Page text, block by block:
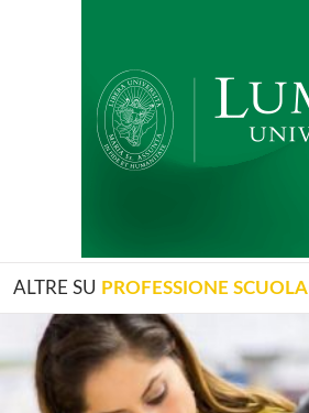
ALTRE SU PROFESSIONE SCUOLA